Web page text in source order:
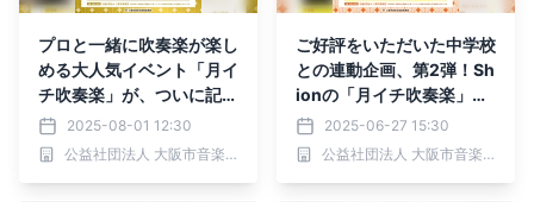
プロと一緒に吹奏楽が楽し
める大人気イベント「月イ
チ吹奏楽」が、ついに記念
すべき第100回！ 指揮にS
hionの音楽監督 宮川彬良
を迎えて、「宇宙戦艦ヤマ
2025-08-01 12:30
公益社団法人 大阪市音楽団
ご好評をいただいた中学校
との連動企画、第2弾！Sh
ionの「月イチ吹奏楽」で
プロと一緒に吹奏楽を演奏
しませんか？チケットのお
申し込み好評受付中♪
2025-06-27 15:30
公益社団法人 大阪市音楽団